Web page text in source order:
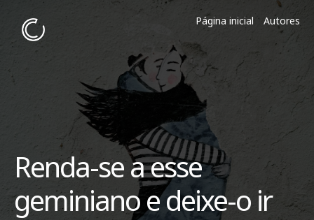
Página inicial Autores
Renda-se a esse
geminiano e deixe-o ir